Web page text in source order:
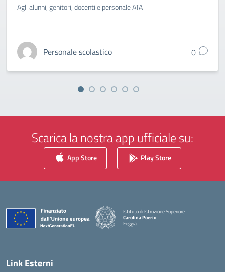
Agli alunni, genitori, docenti e personale ATA
Personale scolastico 0
Scarica la nostra app ufficiale su:
App Store Play Store
Istituto di Istruzione Superiore
Carolina Poerio
Foggia
— Visita la pagina iniziale della scuola
Link Esterni